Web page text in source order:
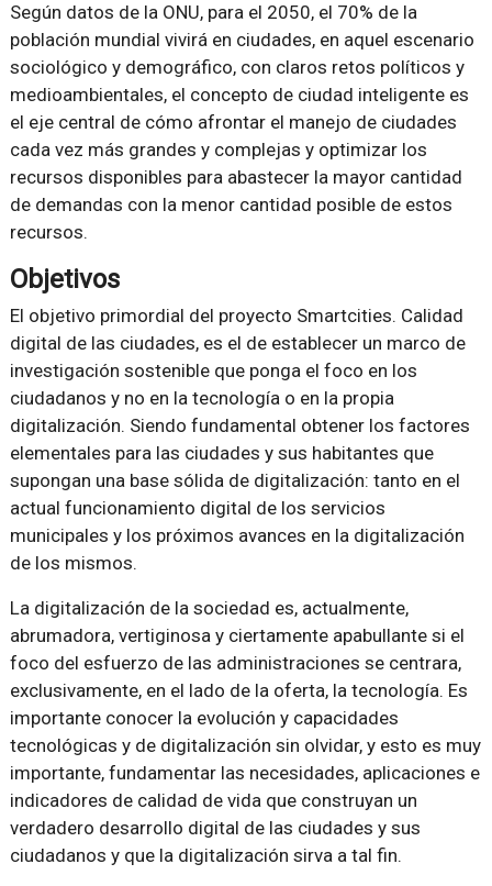
Según datos de la ONU, para el 2050, el 70% de la
población mundial vivirá en ciudades, en aquel escenario
sociológico y demográfico, con claros retos políticos y
medioambientales, el concepto de ciudad inteligente es
el eje central de cómo afrontar el manejo de ciudades
cada vez más grandes y complejas y optimizar los
recursos disponibles para abastecer la mayor cantidad
de demandas con la menor cantidad posible de estos
recursos.
Objetivos
El objetivo primordial del proyecto Smartcities. Calidad
digital de las ciudades, es el de establecer un marco de
investigación sostenible que ponga el foco en los
ciudadanos y no en la tecnología o en la propia
digitalización. Siendo fundamental obtener los factores
elementales para las ciudades y sus habitantes que
supongan una base sólida de digitalización: tanto en el
actual funcionamiento digital de los servicios
municipales y los próximos avances en la digitalización
de los mismos.
La digitalización de la sociedad es, actualmente,
abrumadora, vertiginosa y ciertamente apabullante si el
foco del esfuerzo de las administraciones se centrara,
exclusivamente, en el lado de la oferta, la tecnología. Es
importante conocer la evolución y capacidades
tecnológicas y de digitalización sin olvidar, y esto es muy
importante, fundamentar las necesidades, aplicaciones e
indicadores de calidad de vida que construyan un
verdadero desarrollo digital de las ciudades y sus
ciudadanos y que la digitalización sirva a tal fin.